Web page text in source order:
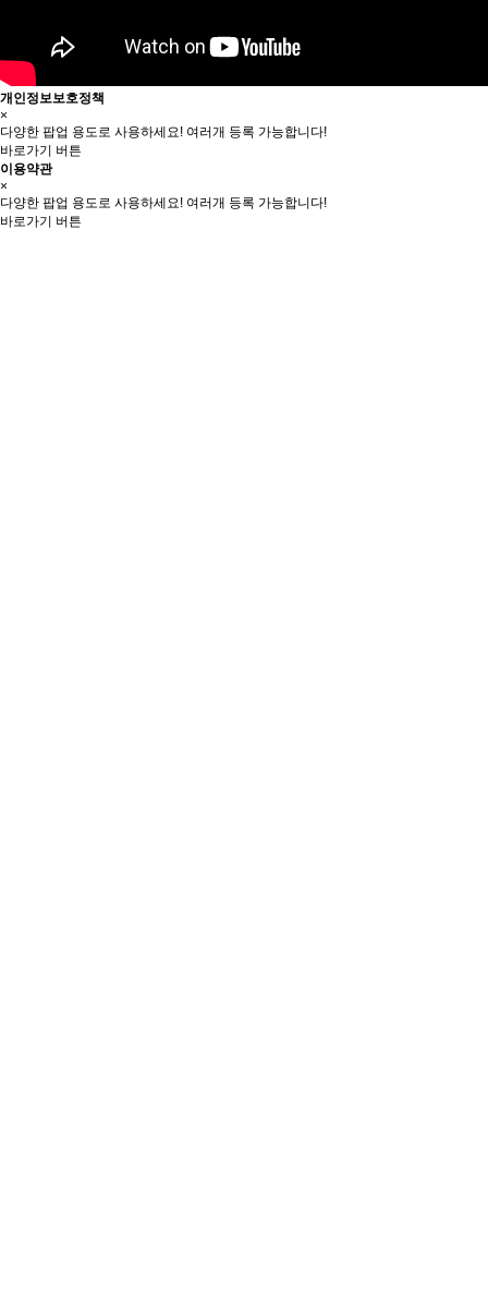
개인정보보호정책
×
다양한 팝업 용도로 사용하세요! 여러개 등록 가능합니다!
바로가기 버튼
이용약관
×
다양한 팝업 용도로 사용하세요! 여러개 등록 가능합니다!
바로가기 버튼